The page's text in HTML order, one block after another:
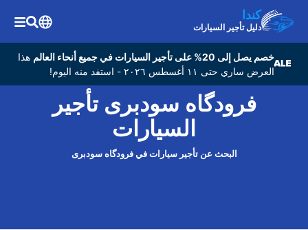
كندا
دليل تأجير السيارات
خصم يصل إلى 20% على تأجير السيارات في جميع أنحاء العالم
هذا
العرض ساري حتى ١١ أغسطس ٢٠٢٦ - استفد منه اليوم!
فرودگاه سودبری تأجير
السيارات
البحث عن تأجير سيارات في فرودگاه سودبری